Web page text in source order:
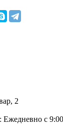
2
с